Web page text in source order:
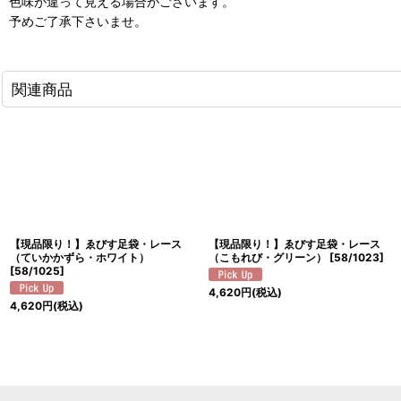
予めご了承下さいませ。
関連商品
【現品限り！】ゑびす足袋・レース
（ていかかずら・ホワイト）
[58/1025]
4,620円(税込)
【現品限り！】ゑびす足袋・レース
（こもれび・グリーン）
[58/1023]
4,620円(税込)